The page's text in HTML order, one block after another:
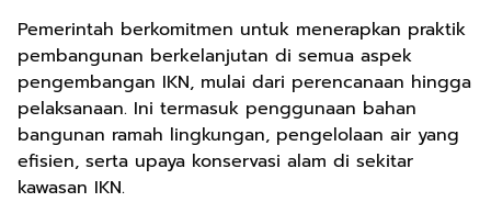
Pemerintah berkomitmen untuk menerapkan praktik
pembangunan berkelanjutan di semua aspek
pengembangan IKN, mulai dari perencanaan hingga
pelaksanaan. Ini termasuk penggunaan bahan
bangunan ramah lingkungan, pengelolaan air yang
efisien, serta upaya konservasi alam di sekitar
kawasan IKN.